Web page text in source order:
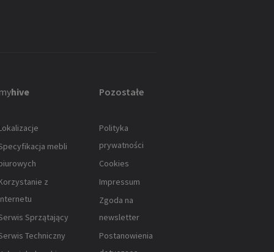
hive
mebli
z
Sprzątający
Techniczny
Pozostałe
Polityka
prywatności
Cookies
Impressum
Zgoda na
newsletter
Postanowienia